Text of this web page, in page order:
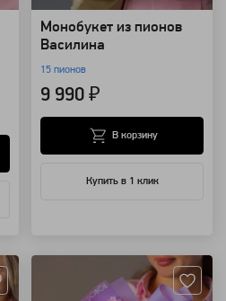
Монобукет из пионов
Василина
15 пионов
9 990 ₽
Купить в 1 клик
В корзину